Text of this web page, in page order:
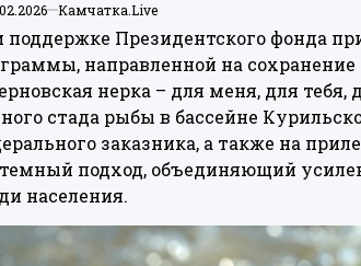
Камчатка.Live
поддержке Президентского фонда
направленной на
нерка – для меня, для
стада рыбы в бассейне
заказника, а также на
подход, объединяющий
населения.